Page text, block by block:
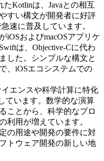
たKotlinは、Javaとの相互
すい構文が開発者に好評
速に普及しています。
iOSおよびmacOSアプリケ
は、Objective-Cに代わ
した。シンプルな構文と
、iOSエコシステムでの
エンスや科学計算に特化
ています。数学的な演算
ことから、科学的なプロ
利用が増えています。
の用途や開発の要件に対
トウェア開発の新しい地